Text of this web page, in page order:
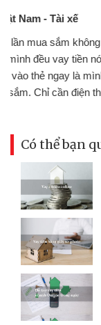
Có thể bạn